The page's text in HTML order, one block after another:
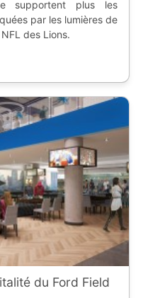
supportent plus les
par les lumières de
des Lions.
du Ford Field